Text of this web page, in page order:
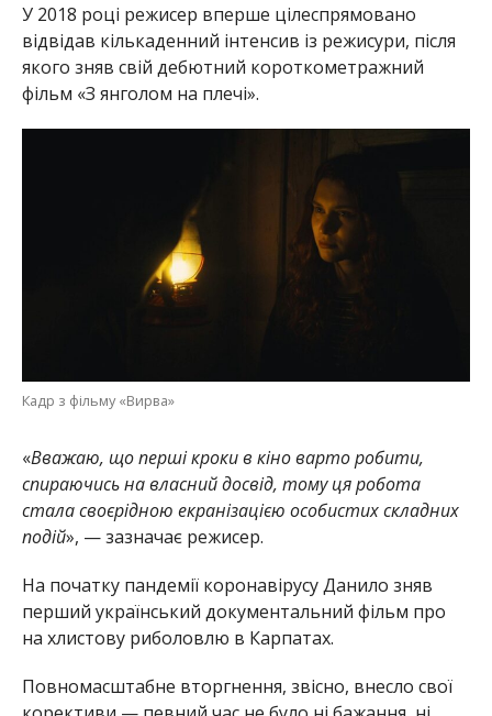
У 2018 році режисер вперше цілеспрямовано
відвідав кількаденний інтенсив із режисури, після
якого зняв свій дебютний короткометражний
фільм «З янголом на плечі».
Кадр з фільму «Вирва»
«Вважаю, що перші кроки в кіно варто робити,
спираючись на власний досвід, тому ця робота
стала своєрідною екранізацією особистих складних
подій», — зазначає режисер.
На початку пандемії коронавірусу Данило зняв
перший український документальний фільм про
на хлистову риболовлю в Карпатах.
Повномасштабне вторгнення, звісно, внесло свої